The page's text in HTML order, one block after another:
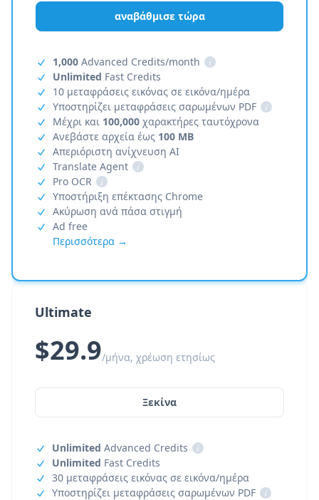
αναβάθμισε τώρα
1,000 Advanced Credits/month
i
Unlimited Fast Credits
10 μεταφράσεις εικόνας σε εικόνα/ημέρα
Υποστηρίζει μεταφράσεις σαρωμένων PDF
i
Μέχρι και 100,000 χαρακτήρες ταυτόχρονα
Ανεβάστε αρχεία έως 100 MB
Απεριόριστη ανίχνευση AI
Translate Agent
i
Pro OCR
i
Υποστήριξη επέκτασης Chrome
Ακύρωση ανά πάσα στιγμή
Ad free
Περισσότερα →
Ultimate
$29.9/μήνα, χρέωση ετησίως
Ξεκίνα
Unlimited Advanced Credits
i
Unlimited Fast Credits
30 μεταφράσεις εικόνας σε εικόνα/ημέρα
Υποστηρίζει μεταφράσεις σαρωμένων PDF
i